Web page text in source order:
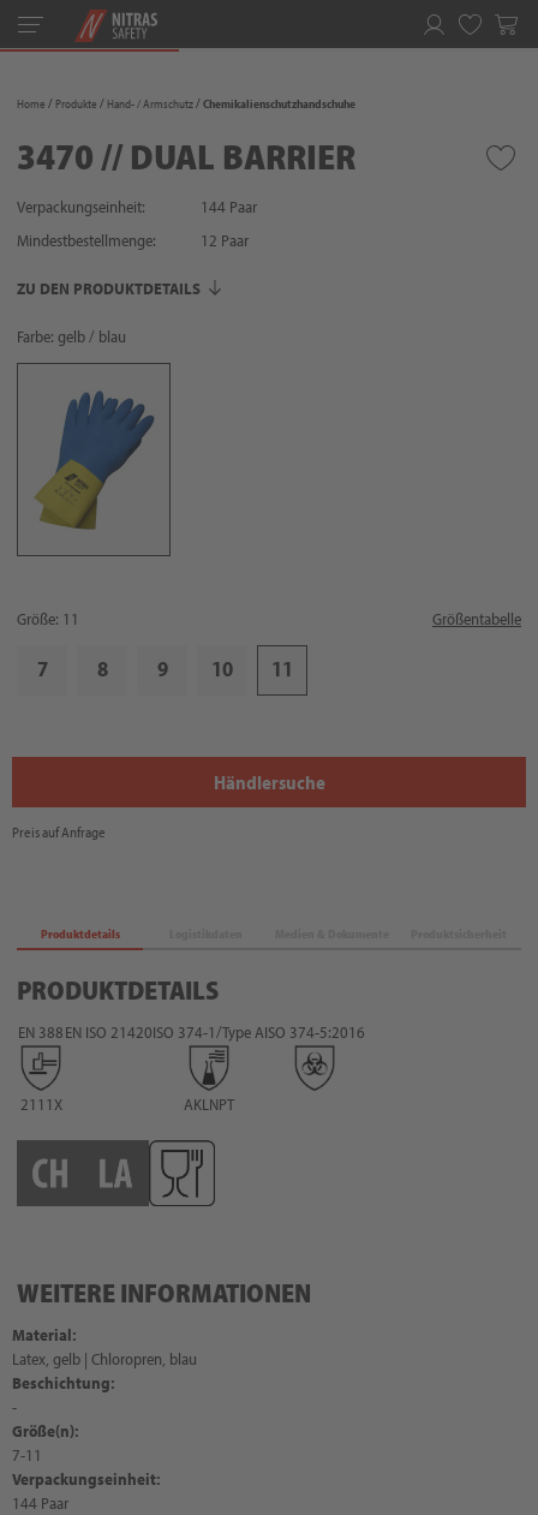
Toggle
navigation
Home Produkte Hand- / Armschutz Chemikalienschutzhandschuhe
3470 // DUAL BARRIER
Verpackungseinheit:
144 Paar
Mindestbestellmenge:
12 Paar
ZU DEN PRODUKTDETAILS
Farbe: gelb / blau
Größe: 11 Größentabelle
7 8 9 10 11
Händlersuche
Preis auf Anfrage
Produktdetails
PRODUKTDETAILS
EN 388
2111X
EN ISO 21420ISO 374-1/Type A
AKLNPT
ISO 374-5:2016
WEITERE INFORMATIONEN
Material:
Latex, gelb | Chloropren, blau
Beschichtung:
-
Größe(n):
7-11
Verpackungseinheit:
144 Paar